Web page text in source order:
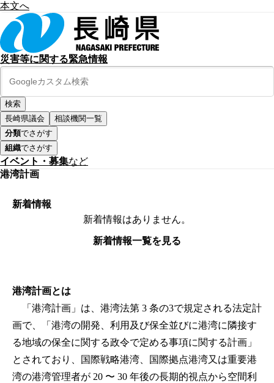
本文へ
災害等に関する緊急情報
長崎県議会
相談機関一覧
分類でさがす
組織でさがす
イベント・募集など
港湾計画
新着情報
新着情報はありません。
新着情報一覧を見る
港湾計画とは
「港湾計画」は、港湾法第 3 条の3で規定される法定計
画で、「港湾の開発、利用及び保全並びに港湾に隣接す
る地域の保全に関する政令で定める事項に関する計画」
とされており、国際戦略港湾、国際拠点港湾又は重要港
湾の港湾管理者が 20 〜 30 年後の長期的視点から空間利